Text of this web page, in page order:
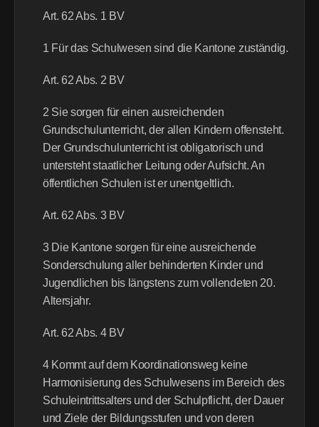
Art. 62 Abs. 1 BV
1 Für das Schulwesen sind die Kantone zuständig.
Art. 62 Abs. 2 BV
2 Sie sorgen für einen ausreichenden
Grundschulunterricht, der allen Kindern offensteht.
Der Grundschulunterricht ist obligatorisch und
untersteht staatlicher Leitung oder Aufsicht. An
öffentlichen Schulen ist er unentgeltlich.
Art. 62 Abs. 3 BV
3 Die Kantone sorgen für eine ausreichende
Sonderschulung aller behinderten Kinder und
Jugendlichen bis längstens zum vollendeten 20.
Altersjahr.
Art. 62 Abs. 4 BV
4 Kommt auf dem Koordinationsweg keine
Harmonisierung des Schulwesens im Bereich des
Schuleintrittsalters und der Schulpflicht, der Dauer
und Ziele der Bildungsstufen und von deren